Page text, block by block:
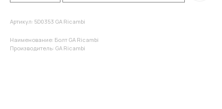
Артикул: 5D0353 GA Ricambi
Наименование: Болт GA Ricambi
Производитель: GA Ricambi